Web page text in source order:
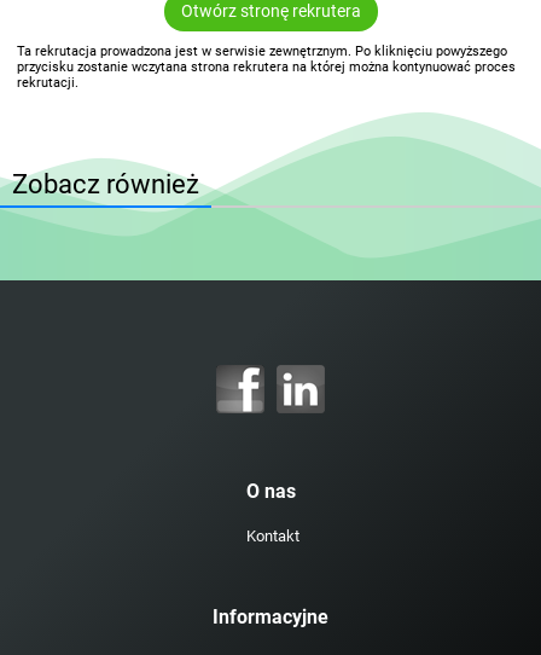
Otwórz stronę rekrutera
Ta rekrutacja prowadzona jest w serwisie zewnętrznym. Po kliknięciu powyższego
przycisku zostanie wczytana strona rekrutera na której można kontynuować proces
rekrutacji.
Zobacz również
O nas
Kontakt
Informacyjne